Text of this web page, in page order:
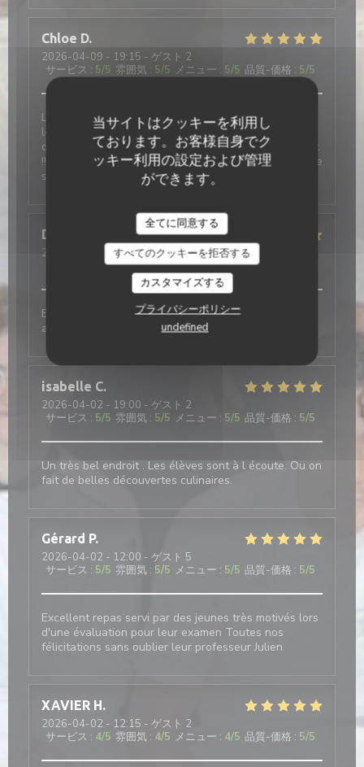
当サイトはクッキーを利用し
ております。お客様自身でク
ッキー利用の設定および管理
ができます。
全てに同意する
すべてのクッキーを拒否する
カスタマイズする
プライバシーポリシー
undefined
Chloe D
2026-04-09 - 19:15 - ゲスト 2
サービス : 5/5 雰囲気 : 5/5 メニュー : 5/5 品質-価格 : 5/5
Le restaurant est agréable et chaleureux ainsi que
les élèves et professeurs. Nous avons eu la chance
de bénéficier du menu d'examen, un délice et copieux
!! Une expérience à renouveler ! Merci pour cette belle
soirée
Dominique
2026-04-09
- 12:15 - ゲスト 2
/5 雰囲気:5/5 メニュー:5/5 品質-価格
Excellent repas, en particulier le dessert. Service très
agréable.
isabelle C
2026-04-02 - 19:00 - ゲスト 2
サービス : 5/5 雰囲気 : 5/5 メニュー : 5/5 品質-価格 : 5/5
Un très bel endroit . Les élèves sont à l écoute. Ou on
fait de belles découvertes culinaires.
Gérard P
2026-04-02 - 12:00 - ゲスト 5
サービス : 5/5 雰囲気 : 5/5 メニュー : 5/5 品質-価格 : 5/5
Excellent repas servi par des jeunes très motivés lors
d'une évaluation pour leur examen Toutes nos
félicitations sans oublier leur professeur Julien
XAVIER H
2026-04-02 - 12:15 - ゲスト 2
サービス : 4/5 雰囲気 : 4/5 メニュー : 4/5 品質-価格 : 5/5